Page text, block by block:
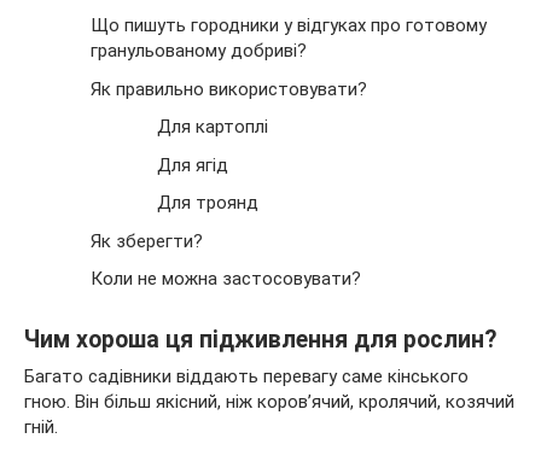
Що пишуть городники у відгуках про готовому
гранульованому добриві?
Як правильно використовувати?
Для картоплі
Для ягід
Для троянд
Як зберегти?
Коли не можна застосовувати?
Чим хороша ця підживлення для рослин?
Багато садівники віддають перевагу саме кінського
гною. Він більш якісний, ніж коров’ячий, кролячий, козячий
гній.